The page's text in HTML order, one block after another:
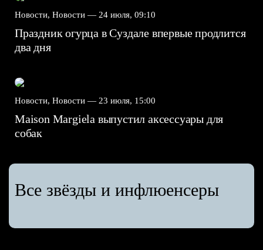
Новости, Новости — 24 июля, 09:10
Праздник огурца в Суздале впервые продлится
два дня
Новости, Новости — 23 июля, 15:00
Maison Margiela выпустил аксессуары для
собак
Все звёзды и инфлюенсеры